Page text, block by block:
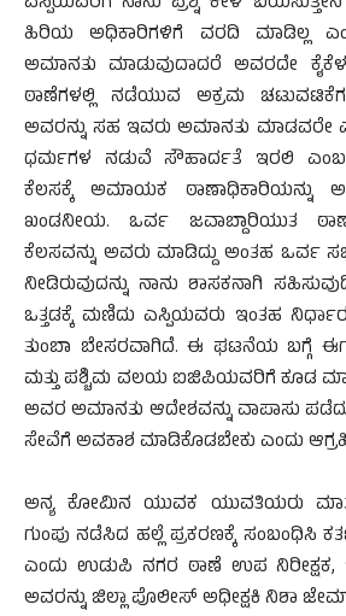
ಹಿರಿಯ ಅಧಿಕಾರಿಗಳಿಗೆ ವರದಿ ಮಾಡಿಲ್ಲ
ಅಮಾನತು ಮಾಡುವುದಾದರೆ ಅವರದೇ
ಠಾಣೆಗಳಲ್ಲಿ ನಡೆಯುವ ಅಕ್ರಮ
ಅವರನ್ನು ಸಹ ಇವರು ಅಮಾನತು ಮಾಡವರೇ
ಧರ್ಮಗಳ ನಡುವೆ ಸೌಹಾರ್ದತೆ ಇರಲಿ
ಕೆಲಸಕ್ಕೆ ಅಮಾಯಕ ಠಾಣಾಧಿಕಾರಿಯನ್ನು
ಖಂಡನೀಯ. ಒರ್ವ ಜವಾಬ್ದಾರಿಯುತ
ಕೆಲಸವನ್ನು ಅವರು ಮಾಡಿದ್ದು ಅಂತಹ ಒರ್ವ
ನೀಡಿರುವುದನ್ನು ನಾನು ಶಾಸಕನಾಗಿ
ಒತ್ತಡಕ್ಕೆ ಮಣಿದು ಎಸ್ಪಿಯವರು ಇಂತಹ ನಿರ್ಧಾರ
ತುಂಬಾ ಬೇಸರವಾಗಿದೆ. ಈ ಘಟನೆಯ ಬಗ್ಗೆ
ಮತ್ತು ಪಶ್ಚಿಮ ವಲಯ ಐಜಿಪಿಯವರಿಗೆ ಕೂಡ
ಅವರ ಅಮಾನತು ಆದೇಶವನ್ನು ವಾಪಾಸು
ಸೇವೆಗೆ ಅವಕಾಶ ಮಾಡಿಕೊಡಬೇಕು ಎಂದು
ಅನ್ಯ ಕೋಮಿನ ಯುವಕ ಯುವತಿಯರು
ಗುಂಪು ನಡೆಸಿದ ಹಲ್ಲೆ ಪ್ರಕರಣಕ್ಕೆ ಸಂಬಂಧಿಸಿ
ಎಂದು ಉಡುಪಿ ನಗರ ಠಾಣೆ ಉಪ ನಿರೀಕ್ಷಕ,
ಅವರನ್ನು ಜಿಲ್ಲಾ ಪೊಲೀಸ್ ಅಧೀಕ್ಷಕಿ ನಿಶಾ